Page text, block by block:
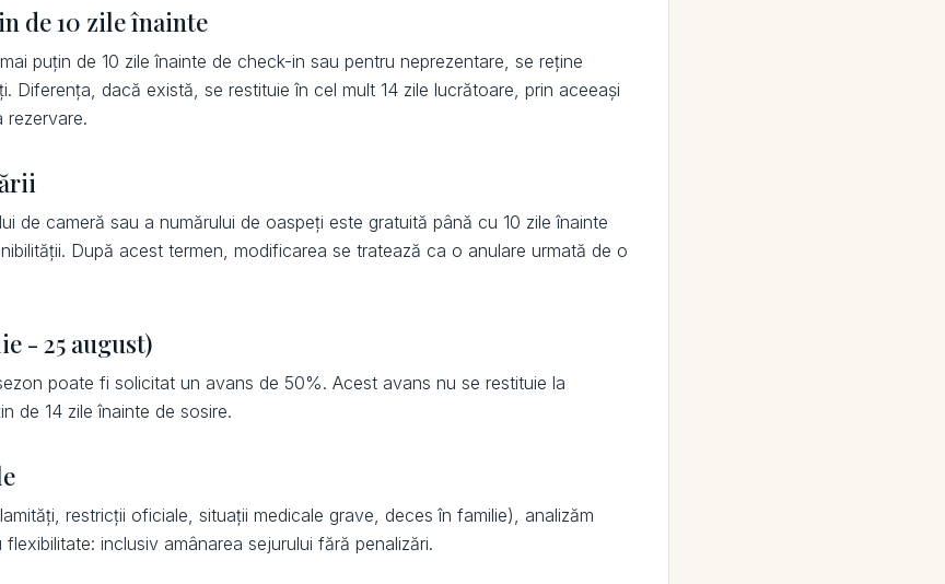
de 10 zile înainte
puțin de 10 zile înainte de check-in sau pentru neprezentare, se reține
Diferența, dacă există, se restituie în cel mult 14 zile lucrătoare, prin aceeași
rezervare.
de cameră sau a numărului de oaspeți este gratuită până cu 10 zile înainte
După acest termen, modificarea se tratează ca o anulare urmată de o
- 25 august)
poate fi solicitat un avans de 50%. Acest avans nu se restituie la
de 14 zile înainte de sosire.
restricții oficiale, situații medicale grave, deces în familie), analizăm
inclusiv amânarea sejurului fără penalizări.